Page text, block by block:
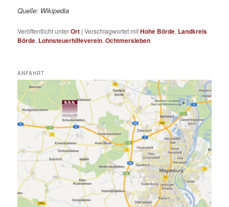
Quelle: Wikipedia
Veröffentlicht unterOrt |Verschlagwortet mitHohe Börde, Landkreis
Börde, Lohnsteuerhilfeverein,Ochtmersleben
ANFAHRT